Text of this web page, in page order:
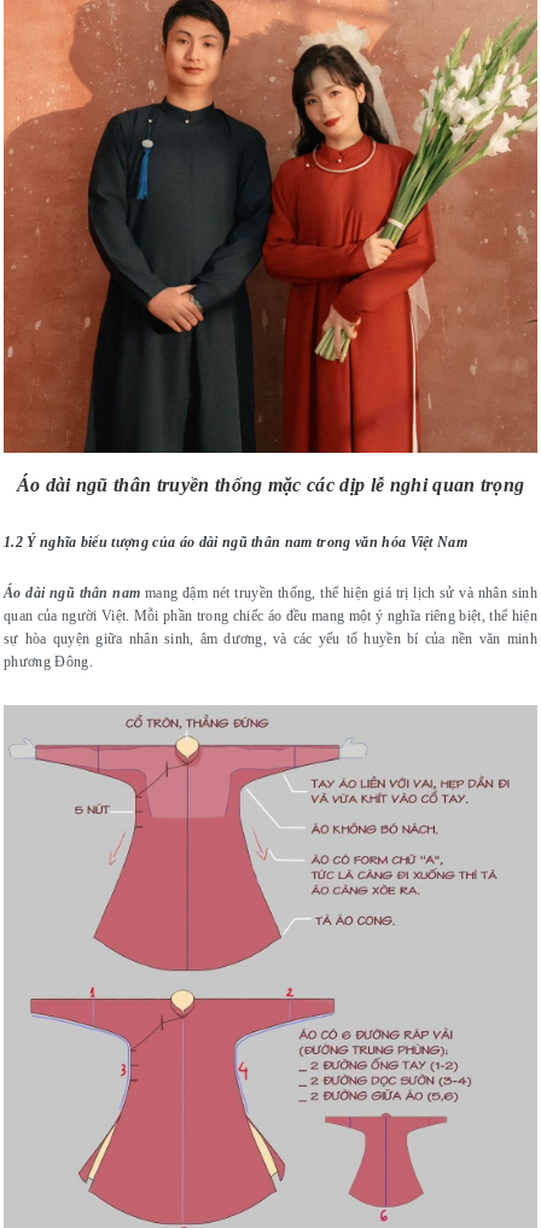
Áo dài ngũ thân truyền thống mặc các dịp lễ nghi quan trọng
1.2 Ý nghĩa biểu tượng của áo dài ngũ thân nam trong văn hóa Việt Nam
Áo dài ngũ thân nam mang đậm nét truyền thống, thể hiện giá trị lịch sử và nhân sinh
quan của người Việt. Mỗi phần trong chiếc áo đều mang một ý nghĩa riêng biệt, thể hiện
sự hòa quyện giữa nhân sinh, âm dương, và các yếu tố huyền bí của nền văn minh
phương Đông.